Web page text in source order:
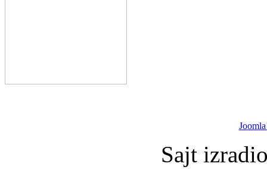
Sajt